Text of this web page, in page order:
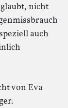
nicht
auch
von Eva